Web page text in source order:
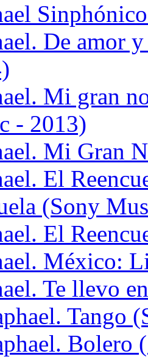
De amor
Mi gran
- 2013)
Mi Gran
El
(Sony
El
México:
Te llevo
Tango
Bolero